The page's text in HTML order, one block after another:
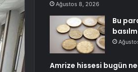
Ağustos 8, 2026
Bu
Amrize hissesi bugün